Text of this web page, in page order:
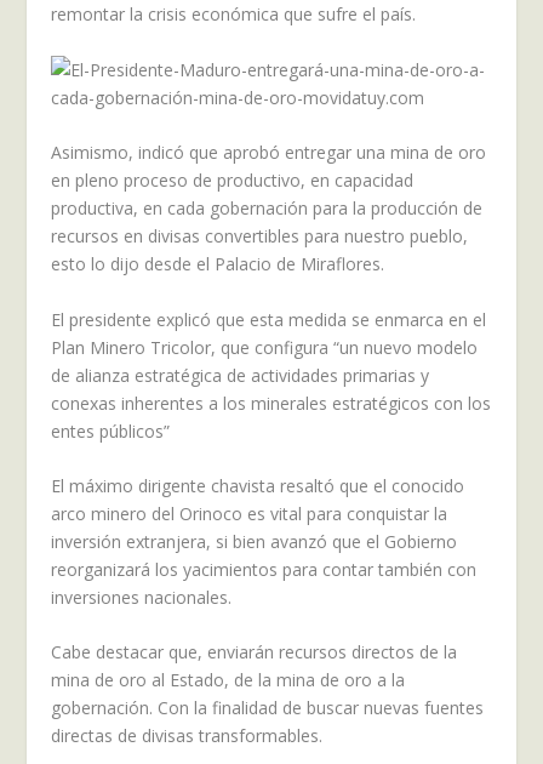
remontar la crisis económica que sufre el país.
Asimismo, indicó que aprobó entregar una mina de oro
en pleno proceso de productivo, en capacidad
productiva, en cada gobernación para la producción de
recursos en divisas convertibles para nuestro pueblo,
esto lo dijo desde el Palacio de Miraflores.
El presidente explicó que esta medida se enmarca en el
Plan Minero Tricolor, que configura “un nuevo modelo
de alianza estratégica de actividades primarias y
conexas inherentes a los minerales estratégicos con los
entes públicos”
El máximo dirigente chavista resaltó que el conocido
arco minero del Orinoco es vital para conquistar la
inversión extranjera, si bien avanzó que el Gobierno
reorganizará los yacimientos para contar también con
inversiones nacionales.
Cabe destacar que, enviarán recursos directos de la
mina de oro al Estado, de la mina de oro a la
gobernación. Con la finalidad de buscar nuevas fuentes
directas de divisas transformables.